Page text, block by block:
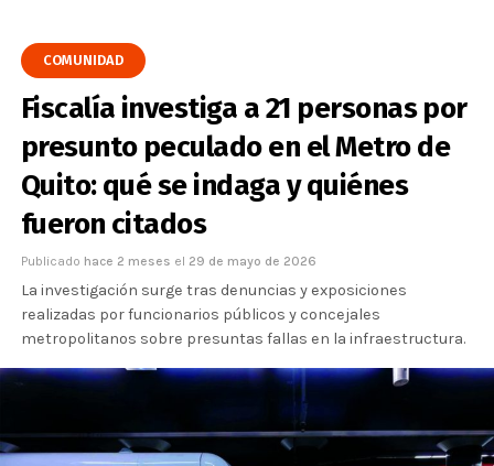
COMUNIDAD
Fiscalía investiga a 21 personas por
presunto peculado en el Metro de
Quito: qué se indaga y quiénes
fueron citados
Publicado hace 2 meses el 29 de mayo de 2026
La investigación surge tras denuncias y exposiciones
realizadas por funcionarios públicos y concejales
metropolitanos sobre presuntas fallas en la infraestructura.